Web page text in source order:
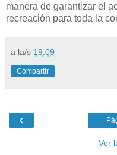
manera de garantizar el
recreación para toda la
a la/s 19:09
Compartir
‹
Ver